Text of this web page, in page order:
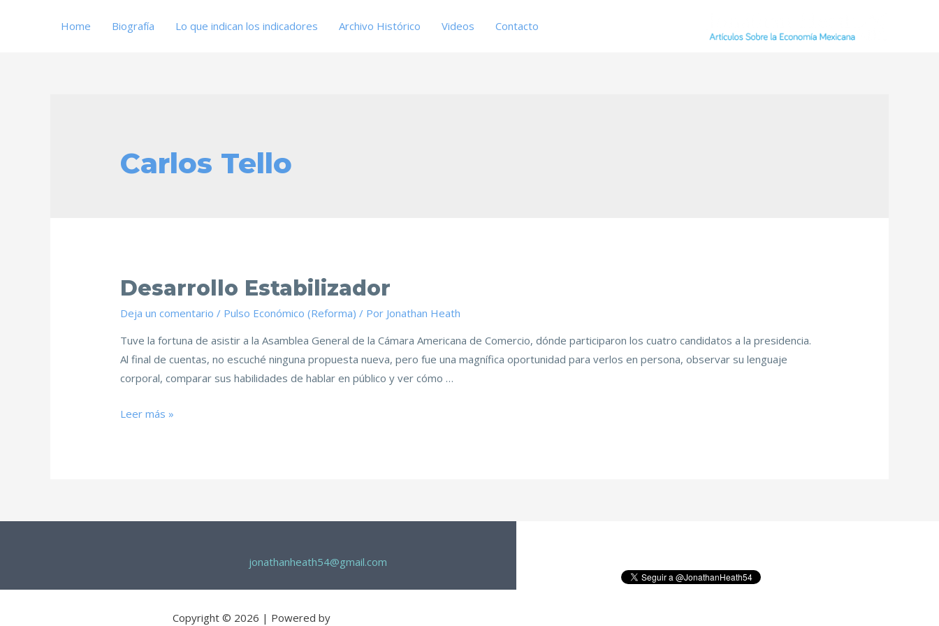
Home Biografía Lo que indican los indicadores Archivo Histórico Videos Contacto
Carlos Tello
Desarrollo Estabilizador
Deja un comentario / Pulso Económico (Reforma) / Por Jonathan Heath
Tuve la fortuna de asistir a la Asamblea General de la Cámara Americana de Comercio, dónde participaron los cuatro candidatos a la presidencia.
Al final de cuentas, no escuché ninguna propuesta nueva, pero fue una magnífica oportunidad para verlos en persona, observar su lenguaje
corporal, comparar sus habilidades de hablar en público y ver cómo …
Leer más »
jonathanheath54@gmail.com
Copyright © 2026 | Powered by